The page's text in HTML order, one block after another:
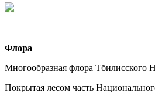
Флора
Многообразная флора Тбилисского
Покрытая лесом часть